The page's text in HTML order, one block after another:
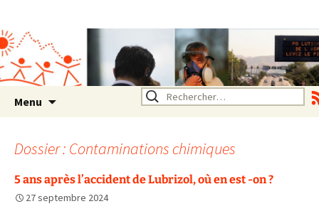
Rhône Alpes
Un environnement sain pour
la santé de tous
Menu Rechercher :
Dossier : Contaminations chimiques
5 ans après l’accident de Lubrizol, où en est -on ?
27 septembre 2024